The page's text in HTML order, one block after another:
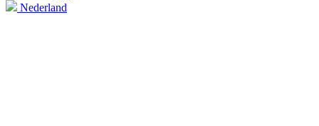
Nederland